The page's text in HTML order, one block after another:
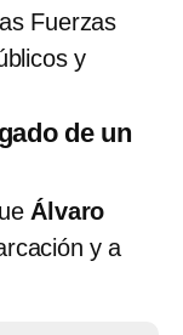
Fuerzas
y
de un
Álvaro
y a